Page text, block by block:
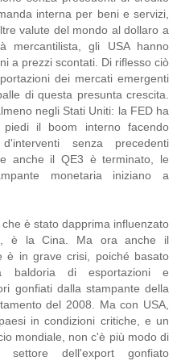
interna per beni e servizi,
valute del mondo al dollaro a
mercantilista, gli USA hanno
a prezzi scontati. Di riflesso ciò
dei mercati emergenti
di questa presunta crescita.
negli Stati Uniti: la FED ha
il boom interno facendo
senza precedenti
anche il QE3 è terminato, le
monetaria iniziano a
è stato dapprima influenzato
è la Cina. Ma ora anche il
è in grave crisi, poiché basato
baldoria di esportazioni e
gonfiati dalla stampante della
del 2008. Ma con USA,
in condizioni critiche, e un
mondiale, non c'è più modo di
settore dell'export gonfiato